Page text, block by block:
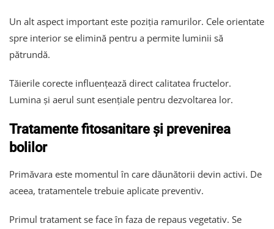
Un alt aspect important este poziția ramurilor. Cele orientate
spre interior se elimină pentru a permite luminii să
pătrundă.
Tăierile corecte influențează direct calitatea fructelor.
Lumina și aerul sunt esențiale pentru dezvoltarea lor.
Tratamente fitosanitare și prevenirea
bolilor
Primăvara este momentul în care dăunătorii devin activi. De
aceea, tratamentele trebuie aplicate preventiv.
Primul tratament se face în faza de repaus vegetativ. Se